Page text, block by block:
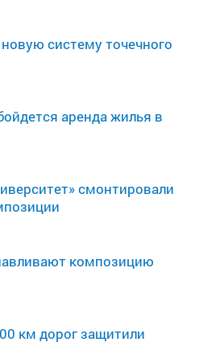
систему точечного
аренда жилья в
смонтировали
композицию
км дорог защитили